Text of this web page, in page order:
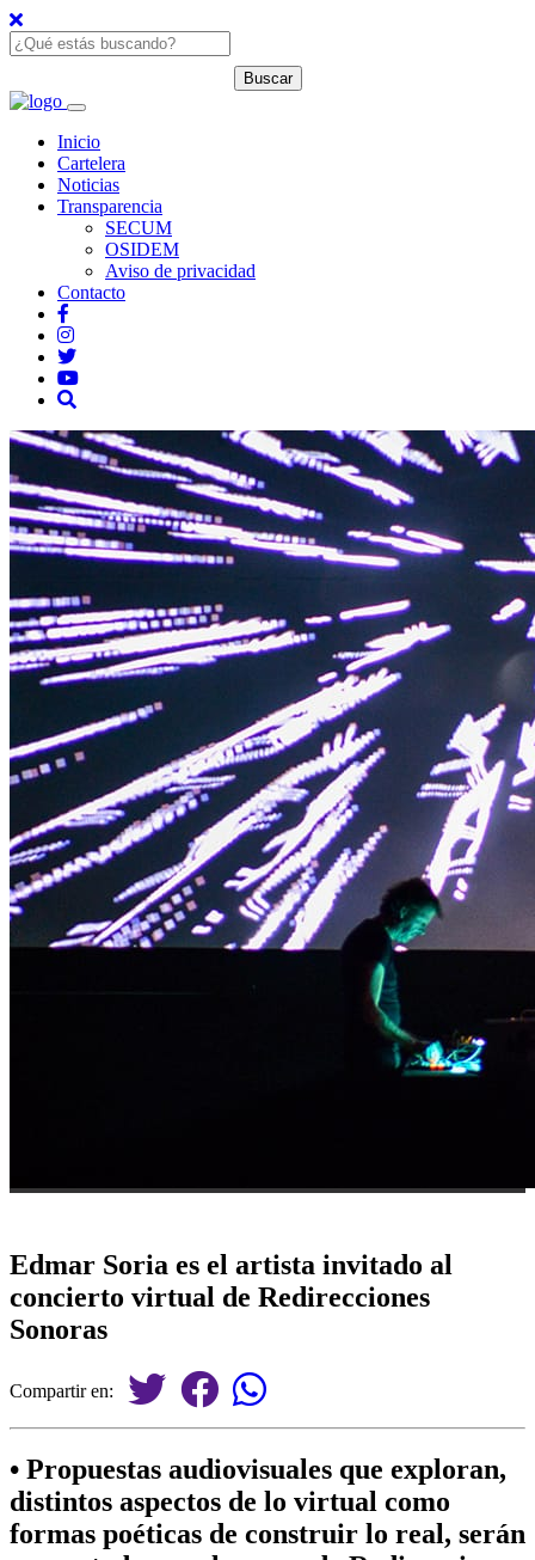
Inicio
Cartelera
Noticias
Transparencia
SECUM
OSIDEM
Aviso de privacidad
Contacto
Edmar Soria es el artista invitado al
concierto virtual de Redirecciones
Sonoras
Compartir en:
• Propuestas audiovisuales que exploran,
distintos aspectos de lo virtual como
formas poéticas de construir lo real, serán